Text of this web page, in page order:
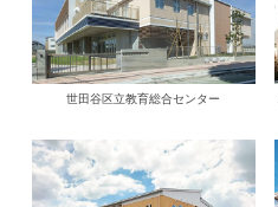
世田谷区立教育総合センター